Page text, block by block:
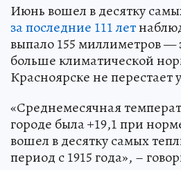
Июнь вошел в десятку
за последние 111 лет
выпало 155 миллиметров —
больше климатической
Красноярске не перестает
«Среднемесячная
городе была +19,1 при
вошел в десятку самых
период с 1915 года», –